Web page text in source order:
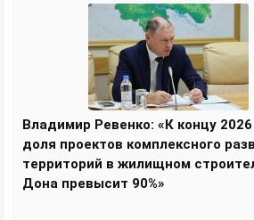
Владимир Ревенко: «К концу 2026
доля проектов комплексного
территорий в жилищном
Дона превысит 90%»